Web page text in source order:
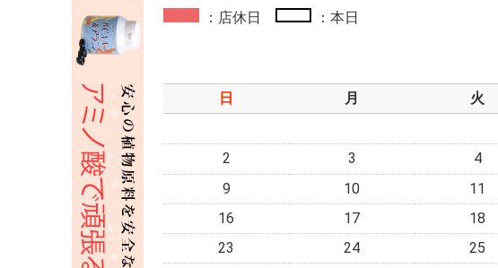
：店休日 ：本日
日
月 火
2
3 4
9
10 11
16
17 18
23
24 25